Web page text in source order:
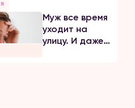
Муж все время
уходит на
улицу. И даже